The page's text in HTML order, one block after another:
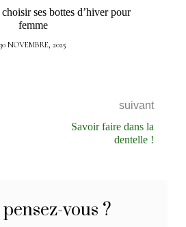
ses bottes d’hiver pour
femme
30 NOVEMBRE, 2025
suivant
Savoir faire dans la
dentelle !
vous ?